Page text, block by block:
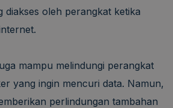
diakses oleh perangkat ketika
mampu melindungi perangkat
yang ingin mencuri data. Namun,
perlindungan tambahan